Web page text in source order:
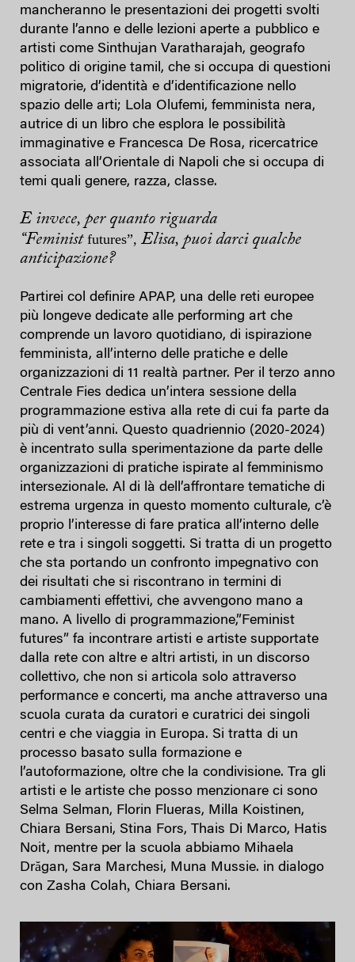
mancheranno le presentazioni dei progetti svolti
durante l’anno e delle lezioni aperte a pubblico e
artisti come Sinthujan Varatharajah, geografo
politico di origine tamil, che si occupa di questioni
migratorie, d’identità e d’identificazione nello
spazio delle arti; Lola Olufemi, femminista nera,
autrice di un libro che esplora le possibilità
immaginative e Francesca De Rosa, ricercatrice
associata all’Orientale di Napoli che si occupa di
temi quali genere, razza, classe.
E invece, per quanto riguarda
“Feminist futures”, Elisa, puoi darci qualche
anticipazione?
Partirei col definire APAP, una delle reti europee
più longeve dedicate alle performing art che
comprende un lavoro quotidiano, di ispirazione
femminista, all’interno delle pratiche e delle
organizzazioni di 11 realtà partner. Per il terzo anno
Centrale Fies dedica un’intera sessione della
programmazione estiva alla rete di cui fa parte da
più di vent’anni. Questo quadriennio (2020-2024)
è incentrato sulla sperimentazione da parte delle
organizzazioni di pratiche ispirate al femminismo
intersezionale. Al di là dell’affrontare tematiche di
estrema urgenza in questo momento culturale, c’è
proprio l’interesse di fare pratica all’interno delle
rete e tra i singoli soggetti. Si tratta di un progetto
che sta portando un confronto impegnativo con
dei risultati che si riscontrano in termini di
cambiamenti effettivi, che avvengono mano a
mano. A livello di programmazione,”Feminist
futures” fa incontrare artisti e artiste supportate
dalla rete con altre e altri artisti, in un discorso
collettivo, che non si articola solo attraverso
performance e concerti, ma anche attraverso una
scuola curata da curatori e curatrici dei singoli
centri e che viaggia in Europa. Si tratta di un
processo basato sulla formazione e
l’autoformazione, oltre che la condivisione. Tra gli
artisti e le artiste che posso menzionare ci sono
Selma Selman, Florin Flueras, Milla Koistinen,
Chiara Bersani, Stina Fors, Thais Di Marco, Hatis
Noit, mentre per la scuola abbiamo Mihaela
Drăgan, Sara Marchesi, Muna Mussie. in dialogo
con Zasha Colah, Chiara Bersani.